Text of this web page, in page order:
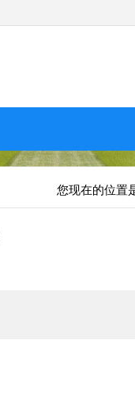
您现在的位置